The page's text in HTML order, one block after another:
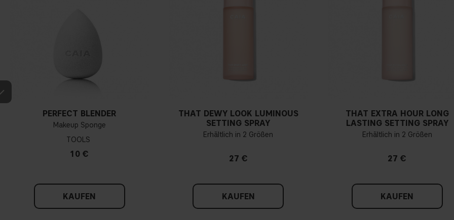
Enthalten IT'S
PERFECT BLENDER
Makeup Sponge
TOOLS
10 €
KAUFEN
THAT DEWY LOOK LUMINOUS
SETTING SPRAY
Erhältlich in 2 Größen
27 €
KAUFEN
THAT EXTRA HOUR LONG
LASTING SETTING SPRAY
Erhältlich in 2 Größen
27 €
KAUFEN